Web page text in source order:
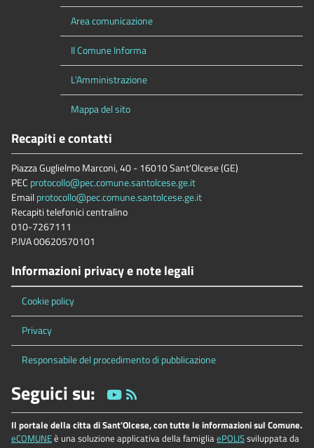
Area comunicazione
Il Comune Informa
L'Amministrazione
Mappa del sito
Recapiti e contatti
Piazza Guglielmo Marconi, 40 - 16010 Sant'Olcese (GE)
PEC protocollo@pec.comune.santolcese.ge.it
Emailprotocollo@pec.comune.santolcese.ge.it
Recapiti telefonici centralino
010-7267111
P.IVA 00620570101
Informazioni privacy e note legali
Cookie policy
Privacy
Responsabile del procedimento di pubblicazione
Seguici su:
Il portale della citta di Sant'Olcese, con tutte le informazioni sul Comune.
eCOMUNEè una soluzione applicativa della famigliaePOLISsviluppata da